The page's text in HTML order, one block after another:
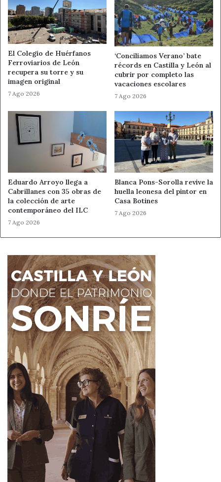
El Colegio de Huérfanos
Ferroviarios de León
recupera su torre y su
imagen original
7 Ago 2026
‘Conciliamos Verano’ bate
récords en Castilla y León al
cubrir por completo las
vacaciones escolares
7 Ago 2026
Eduardo Arroyo llega a
Cabrillanes con 35 obras de
la colección de arte
contemporáneo del ILC
7 Ago 2026
Blanca Pons-Sorolla revive la
huella leonesa del pintor en
Casa Botines
7 Ago 2026